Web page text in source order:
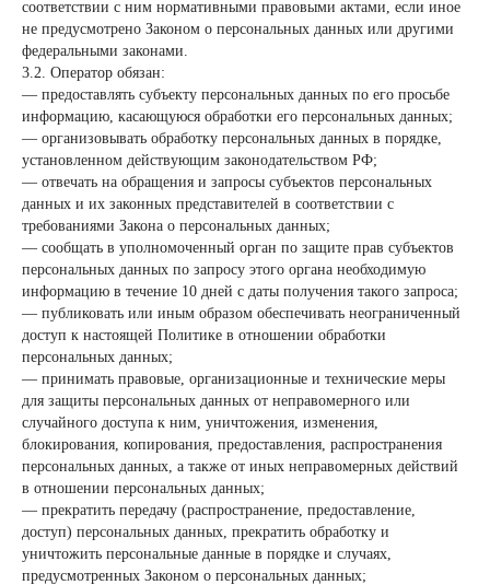
соответствии с ним нормативными правовыми актами, если иное
не предусмотрено Законом о персональных данных или другими
федеральными законами.
3.2. Оператор обязан:
— предоставлять субъекту персональных данных по его просьбе
информацию, касающуюся обработки его персональных данных;
— организовывать обработку персональных данных в порядке,
установленном действующим законодательством РФ;
— отвечать на обращения и запросы субъектов персональных
данных и их законных представителей в соответствии с
требованиями Закона о персональных данных;
— сообщать в уполномоченный орган по защите прав субъектов
персональных данных по запросу этого органа необходимую
информацию в течение 10 дней с даты получения такого запроса;
— публиковать или иным образом обеспечивать неограниченный
доступ к настоящей Политике в отношении обработки
персональных данных;
— принимать правовые, организационные и технические меры
для защиты персональных данных от неправомерного или
случайного доступа к ним, уничтожения, изменения,
блокирования, копирования, предоставления, распространения
персональных данных, а также от иных неправомерных действий
в отношении персональных данных;
— прекратить передачу (распространение, предоставление,
доступ) персональных данных, прекратить обработку и
уничтожить персональные данные в порядке и случаях,
предусмотренных Законом о персональных данных;